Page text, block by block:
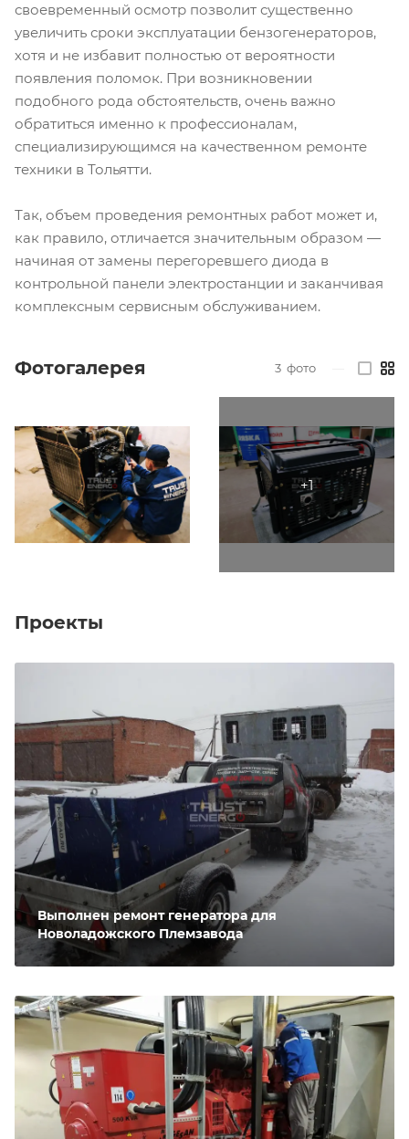
своевременный осмотр позволит существенно
увеличить сроки эксплуатации бензогенераторов,
хотя и не избавит полностью от вероятности
появления поломок. При возникновении
подобного рода обстоятельств, очень важно
обратиться именно к профессионалам,
специализирующимся на качественном ремонте
техники в Тольятти.
Так, объем проведения ремонтных работ может и,
как правило, отличается значительным образом —
начиная от замены перегоревшего диода в
контрольной панели электростанции и заканчивая
комплексным сервисным обслуживанием.
Фотогалерея 3 фото
Проекты
Выполнен ремонт генератора для
Новоладожского Племзавода